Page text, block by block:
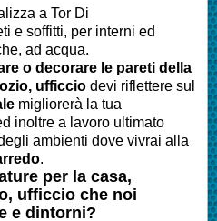
a Tor Di
e soffitti, per interni ed
ad acqua.
o decorare le pareti della
ufficcio devi riflettere sul
migliorerà la tua
inoltre a lavoro ultimato
ambienti dove vivrai alla
.
per la casa,
ufficcio che noi
e dintorni?